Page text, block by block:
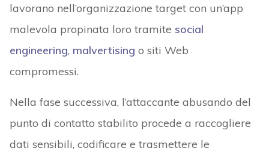
lavorano nell’organizzazione target con un’app
malevola propinata loro tramite social
engineering, malvertising o siti Web
compromessi.
Nella fase successiva, l’attaccante abusando del
punto di contatto stabilito procede a raccogliere
dati sensibili, codificare e trasmettere le